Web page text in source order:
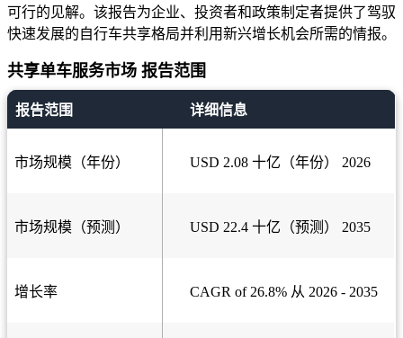
可行的见解。该报告为企业、投资者和政策制定者提供了驾驭
快速发展的自行车共享格局并利用新兴增长机会所需的情报。
共享单车服务市场 报告范围
报告范围 详细信息
市场规模（年份） USD 2.08 十亿（年份） 2026
市场规模（预测） USD 22.4 十亿（预测） 2035
增长率 CAGR of 26.8% 从 2026 - 2035